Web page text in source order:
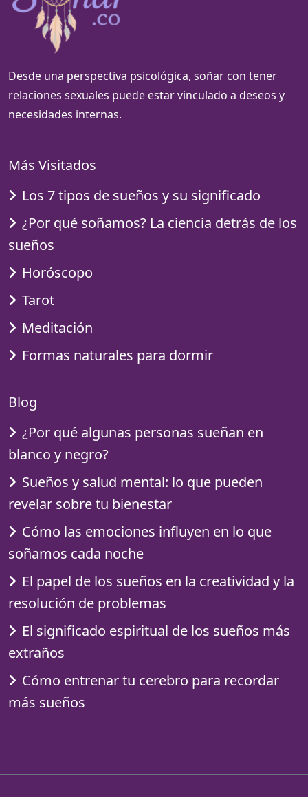
Desde una perspectiva psicológica, soñar con tener
relaciones sexuales puede estar vinculado a deseos y
necesidades internas.
Más Visitados
Los 7 tipos de sueños y su significado
¿Por qué soñamos? La ciencia detrás de los
sueños
Horóscopo
Tarot
Meditación
Formas naturales para dormir
Blog
¿Por qué algunas personas sueñan en
blanco y negro?
Sueños y salud mental: lo que pueden
revelar sobre tu bienestar
Cómo las emociones influyen en lo que
soñamos cada noche
El papel de los sueños en la creatividad y la
resolución de problemas
El significado espiritual de los sueños más
extraños
Cómo entrenar tu cerebro para recordar
más sueños